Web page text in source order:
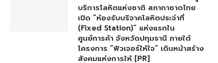
บริการโลหิตแห่งชาติ สภากาชาดไทย
เปิด “ห้องรับบริจาคโลหิตประจำที่
(Fixed Station)” แห่งแรกใน
ศูนย์การค้า จังหวัดปทุมธานี ภายใต้
โครงการ “ฟิวเจอร์ให้ใจ” เดินหน้าสร้าง
สังคมแห่งการให้ [PR]